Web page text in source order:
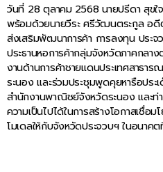
วันที่ 28 ตุลาคม 2568 นายปรีดา สุขใ
พร้อมด้วยนายวีระ ศรีวัฒนตระกูล อดี
ส่งเสริมพัฒนาการค้า การลงทุน ประ
ประธานหอการค้ากลุ่มจังหวัดภาคกล
งานด้านการค้าชายแดนประเทศสาธา
ระนอง และร่วมประชุมพูดคุยหารือปร
สำนักงานพาณิชย์จังหวัดระนอง และท่
ความเป็นไปได้ในการสร้างโอกาสเชื่อ
โมเดลให้กับจังหวัดประจวบฯ ในอนาค